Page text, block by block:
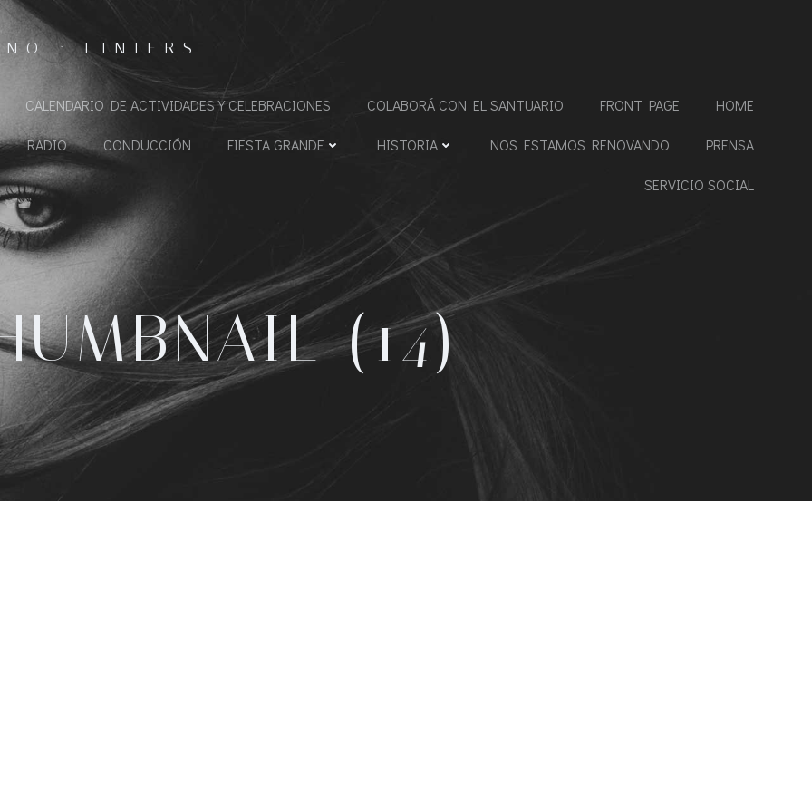
· LINIERS
CALENDARIO DE ACTIVIDADES Y CELEBRACIONES COLABORÁ CON EL SANTUARIO FRONT PAGE HOME
RADIO CONDUCCIÓN FIESTA GRANDE HISTORIA NOS ESTAMOS RENOVANDO PRENSA
SERVICIO SOCIAL
(14)